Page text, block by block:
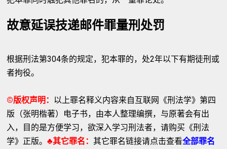
故意延误技递邮件罪量刑处罚
根据刑法第304条的规定，犯本罪的，处2年以下有期徒刑或
者拘役。
©版权声明： 以上罪名释义内容来自互联网《刑法学》第四
版（张明楷著）电子书，由本人整理编撰，与原著会有出
入，目的是方便学习，欲深入学习刑法者，请购买《刑法
学》正版。♣其它罪名：其它罪名链接请点击查看全部罪名